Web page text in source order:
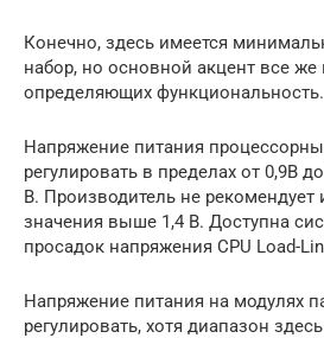
Конечно, здесь имеется
набор, но основной акцент все же
определяющих функциональность.
Напряжение питания
регулировать в пределах от 0,9В
В. Производитель не рекомендует
значения выше 1,4 В. Доступна
просадок напряжения CPU Load-
Напряжение питания на модулях
регулировать, хотя диапазон